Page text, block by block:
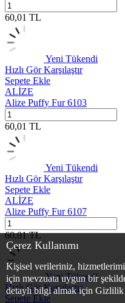
Çerez Kullanımı
Kişisel verileriniz,
için mevzuata uygun bir
detaylı bilgi almak için
60,01 TL
Yeni Tükendi
Hızlı GörKarşılaştır
Sepete Ekle
ALİZE
Alize Puffy Fur 6103
60,01 TL
Yeni Tükendi
Hızlı GörKarşılaştır
Sepete Ekle
ALİZE
Alize Puffy Fur 6107
60,01TL
Yeni Tükendi
Hızlı GörKarşılaştır
Sepete Ekle